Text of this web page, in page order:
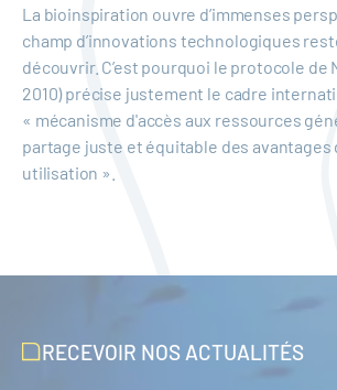
La bioinspiration ouvre d’immenses
champ d’innovations technologiques
découvrir. C’est pourquoi le protocole de
2010) précise justement le cadre
« mécanisme d'accès aux ressources
partage juste et équitable des
utilisation ».
RECEVOIR NOS ACTUALITÉS